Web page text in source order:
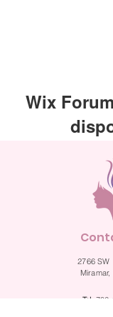
Wix
Esta aplicación ha
Si necesitas una
usa
2766 SW
Miramar,
Tel.